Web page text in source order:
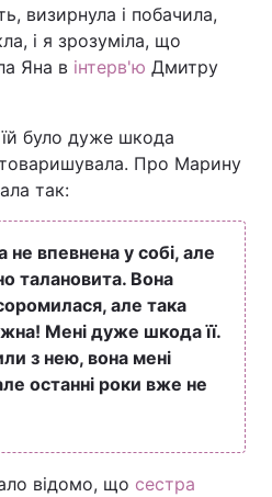
визирнула і побачила,
і я зрозуміла, що
Яна в інтерв'ю Дмитру
було дуже шкода
Про Марину
так:
не впевнена у собі, але
талановита. Вона
але така
Мені дуже шкода її.
з нею, вона мені
останні роки вже не
відомо, що сестра